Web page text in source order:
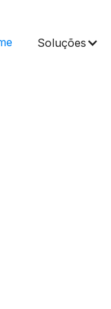
Soluções